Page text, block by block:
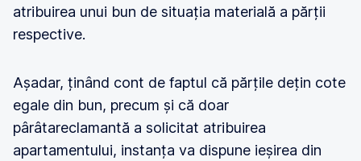
atribuirea unui bun de situația materială a părții
respective.
Așadar, ținând cont de faptul că părțile dețin cote
egale din bun, precum și că doar
pârâtareclamantă a solicitat atribuirea
apartamentului, instanța va dispune ieșirea din